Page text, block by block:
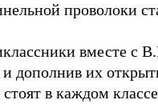
проволоки
вместе с
дополнив их
в каждом